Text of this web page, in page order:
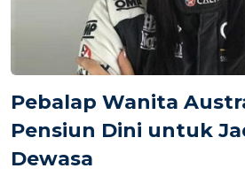
Pebalap Wanita
Pensiun Dini untuk
Dewasa